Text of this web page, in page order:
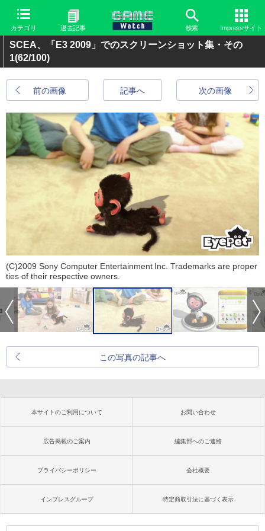
カテゴリ 過去記事 検索 Impressサイト
SCEA、「E3 2009」でのスクリーンショット集・その
1(62/100)
前の画像 次の画像
記事へ
(C)2009 Sony Computer Entertainment Inc. Trademarks are proper
ties of their respective owners.
この写真の記事へ
本サイトのご利用について お問い合わせ
広告掲載のご案内 編集部へのご連絡
プライバシーポリシー 会社概要
インプレスグループ 特定商取引法に基づく表示